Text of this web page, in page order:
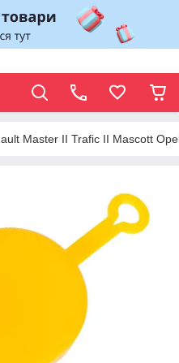
Master II Trafic II Mascott